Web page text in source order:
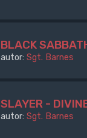
BLACK
autor: Sgt. Barnes
SLAYER -
autor: Sgt. Barnes